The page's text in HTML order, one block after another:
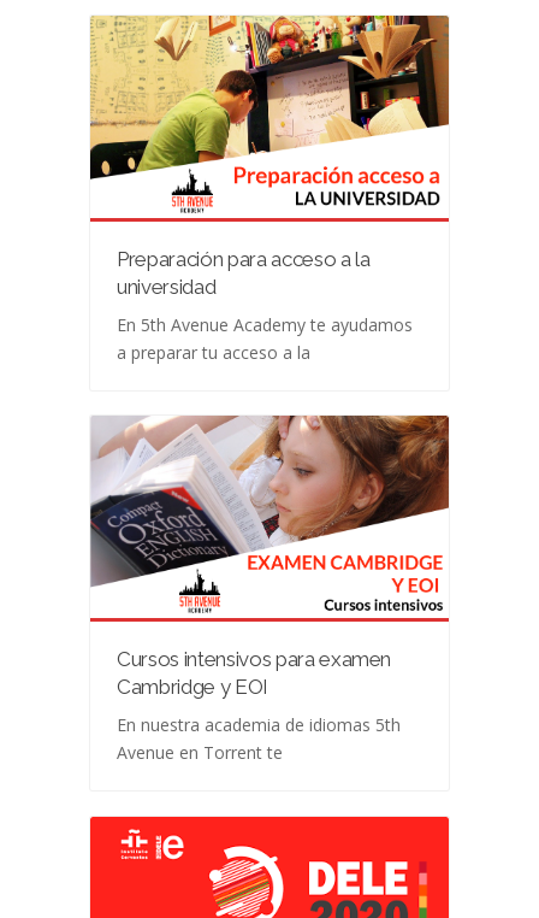
Preparación para acceso a la
universidad
En 5th Avenue Academy te ayudamos
a preparar tu acceso a la
Cursos intensivos para examen
Cambridge y EOI
En nuestra academia de idiomas 5th
Avenue en Torrent te